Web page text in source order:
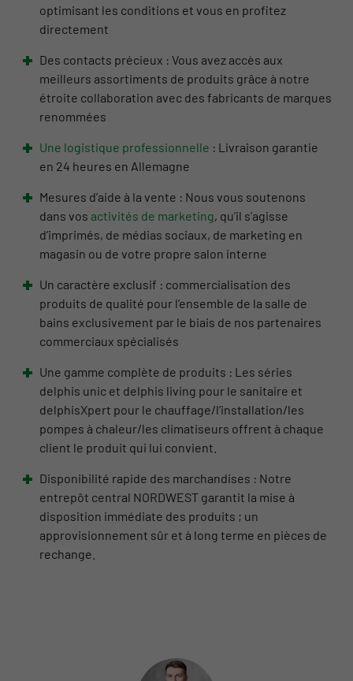
optimisant les conditions et vous en profitez
directement
Des contacts précieux : Vous avez accès aux
meilleurs assortiments de produits grâce à notre
étroite collaboration avec des fabricants de marques
renommées
Une logistique professionnelle : Livraison garantie
en 24 heures en Allemagne
Mesures d’aide à la vente : Nous vous soutenons
dans vos activités de marketing, qu’il s’agisse
d’imprimés, de médias sociaux, de marketing en
magasin ou de votre propre salon interne
Un caractère exclusif : commercialisation des
produits de qualité pour l’ensemble de la salle de
bains exclusivement par le biais de nos partenaires
commerciaux spécialisés
Une gamme complète de produits : Les séries
delphis unic et delphis living pour le sanitaire et
delphisXpert pour le chauffage/l’installation/les
pompes à chaleur/les climatiseurs offrent à chaque
client le produit qui lui convient.
Disponibilité rapide des marchandises : Notre
entrepôt central NORDWEST garantit la mise à
disposition immédiate des produits ; un
approvisionnement sûr et à long terme en pièces de
rechange.